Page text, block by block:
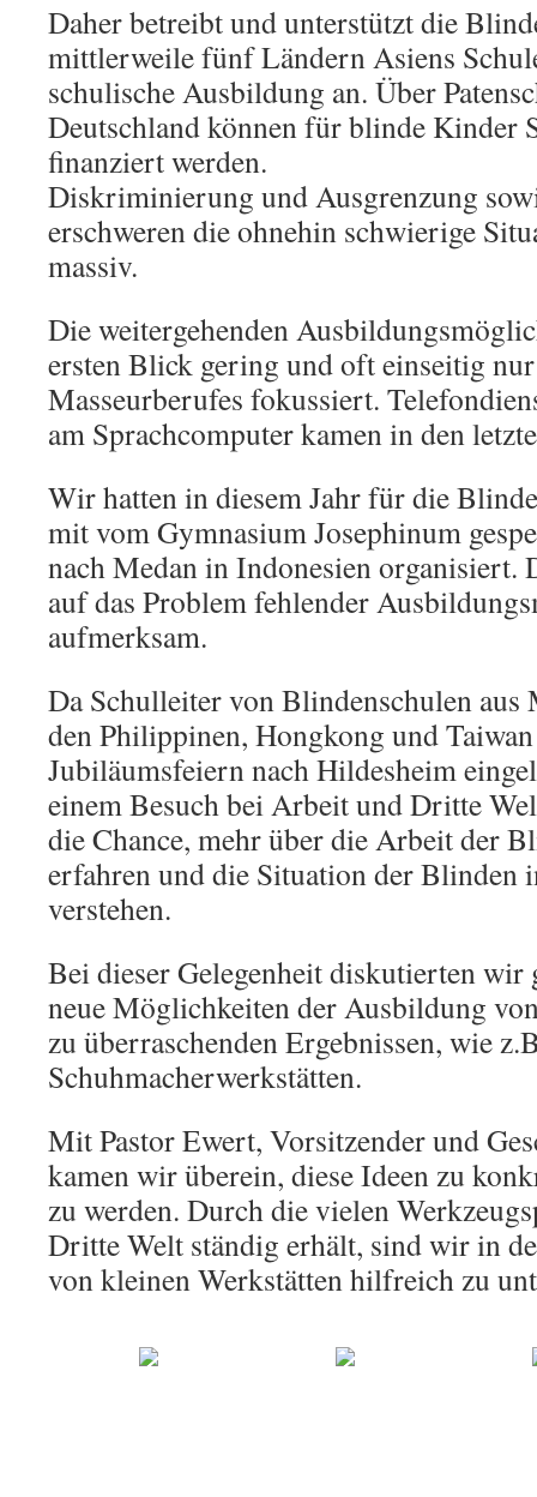
Daher betreibt und unterstützt die
mittlerweile fünf Ländern Asiens
schulische Ausbildung an. Über
Deutschland können für blinde Kinder
finanziert werden.
Diskriminierung und Ausgrenzung
erschweren die ohnehin schwierige
massiv.
Die weitergehenden
ersten Blick gering und oft einseitig
Masseurberufes fokussiert.
am Sprachcomputer kamen in den
Wir hatten in diesem Jahr für die
mit vom Gymnasium Josephinum
nach Medan in Indonesien organisiert.
auf das Problem fehlender
aufmerksam.
Da Schulleiter von Blindenschulen aus
den Philippinen, Hongkong und
Jubiläumsfeiern nach Hildesheim
einem Besuch bei Arbeit und Dritte
die Chance, mehr über die Arbeit der
erfahren und die Situation der Blinden
verstehen.
Bei dieser Gelegenheit diskutierten wir
neue Möglichkeiten der Ausbildung
zu überraschenden Ergebnissen, wie
Schuhmacherwerkstätten.
Mit Pastor Ewert, Vorsitzender und
kamen wir überein, diese Ideen zu
zu werden. Durch die vielen
Dritte Welt ständig erhält, sind wir in
von kleinen Werkstätten hilfreich zu